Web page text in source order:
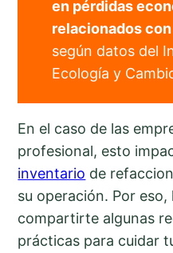
en pérdidas
relacionados
según datos del
Ecología y
En el caso de las
profesional, esto
inventario de
su operación. Por
compartirte algunas
prácticas para cuidar